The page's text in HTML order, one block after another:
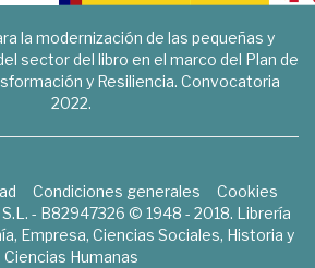
la modernización de las pequeñas y
sector del libro en el marco del Plan de
y Resiliencia. Convocatoria
2022.
Condiciones generales
Cookies
- B82947326 © 1948 - 2018. Librería
Empresa, Ciencias Sociales, Historia y
Ciencias Humanas